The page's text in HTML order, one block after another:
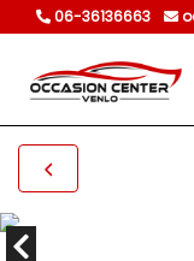
06-36136663